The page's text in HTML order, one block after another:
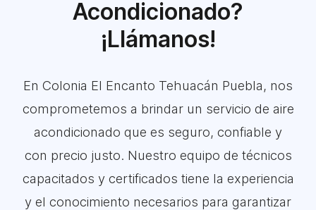
Acondicionado?
¡Llámanos!
En Colonia El Encanto Tehuacán Puebla, nos
comprometemos a brindar un servicio de aire
acondicionado que es seguro, confiable y
con precio justo. Nuestro equipo de técnicos
capacitados y certificados tiene la experiencia
y el conocimiento necesarios para garantizar